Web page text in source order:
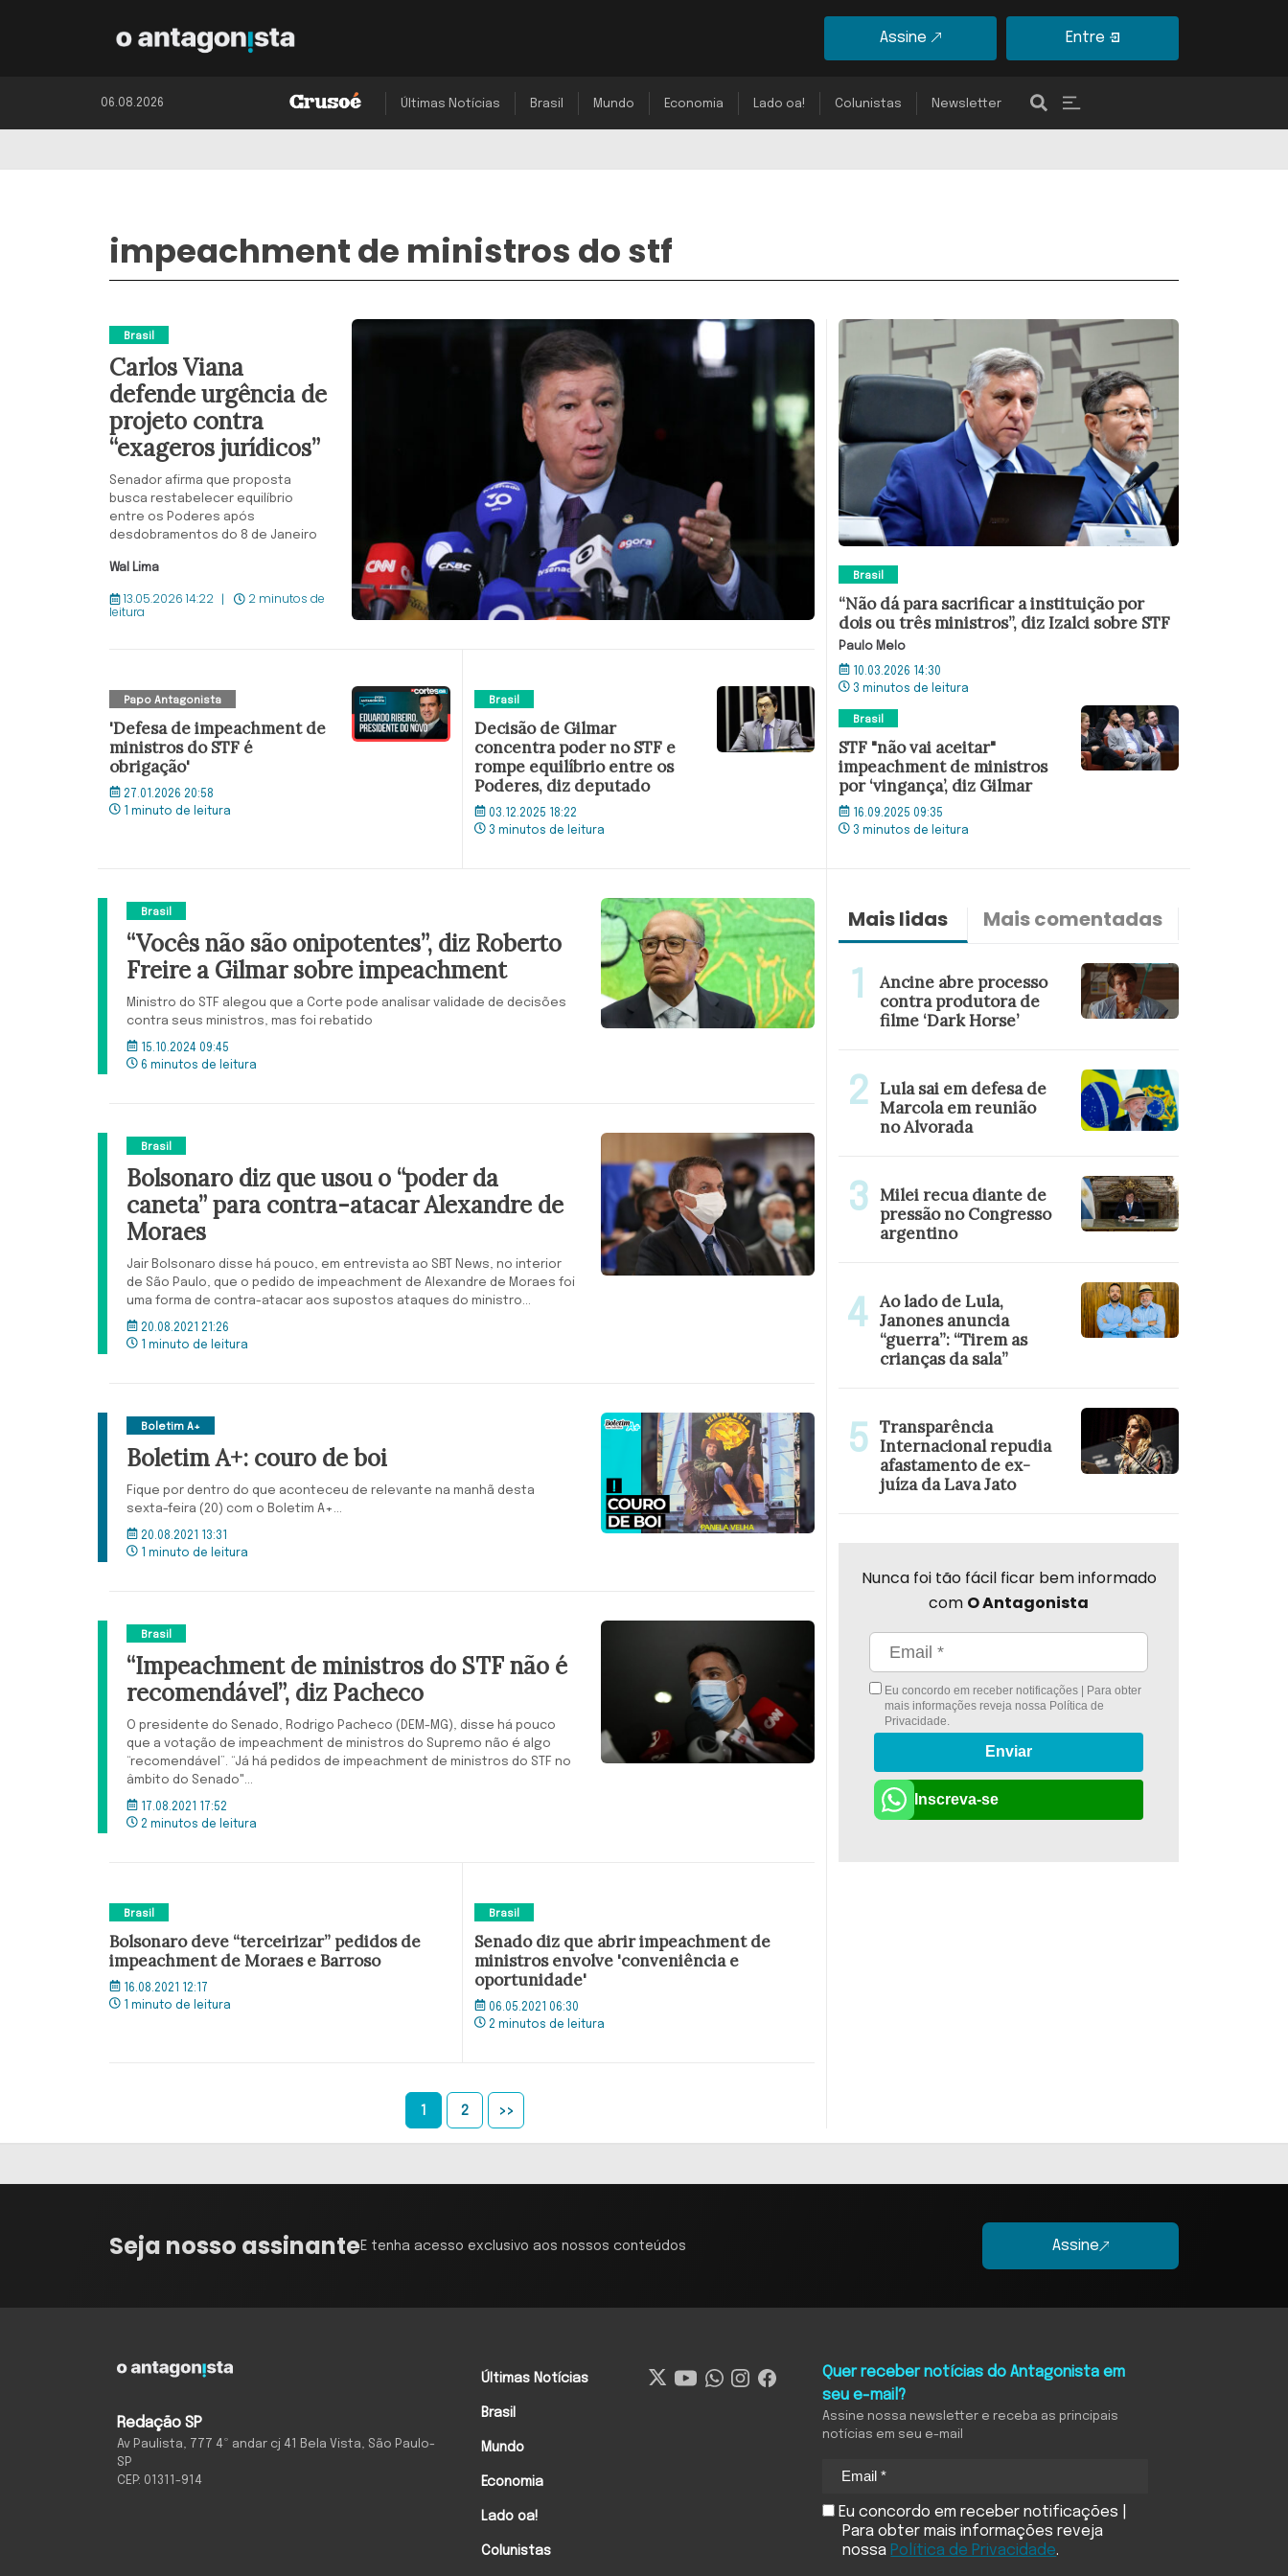
Assine Entre
06.08.2026 Últimas Notícias Brasil Mundo Economia Lado oa! Colunistas Newsletter
impeachment de ministros do stf
Brasil
Carlos Viana
defende urgência de
projeto contra
“exageros jurídicos”
Senador afirma que proposta
busca restabelecer equilíbrio
entre os Poderes após
desdobramentos do 8 de Janeiro
Wal Lima
13.05.2026 14:22 2 minutos de
leitura
Papo Antagonista
'Defesa de impeachment de
ministros do STF é
obrigação'
27.01.2026 20:58
1 minuto de leitura
Brasil
Decisão de Gilmar
concentra poder no STF e
rompe equilíbrio entre os
Poderes, diz deputado
03.12.2025 18:22
3 minutos de leitura
Brasil
“Não dá para sacrificar a instituição por
dois ou três ministros”, diz Izalci sobre STF
Paulo Melo
10.03.2026 14:30
3 minutos de leitura
Brasil
STF "não vai aceitar"
impeachment de ministros
por ‘vingança’, diz Gilmar
16.09.2025 09:35
3 minutos de leitura
Brasil
“Vocês não são onipotentes”, diz Roberto
Freire a Gilmar sobre impeachment
Ministro do STF alegou que a Corte pode analisar validade de decisões
contra seus ministros, mas foi rebatido
15.10.2024 09:45
6 minutos de leitura
Brasil
Bolsonaro diz que usou o “poder da
caneta” para contra-atacar Alexandre de
Moraes
Jair Bolsonaro disse há pouco, em entrevista ao SBT News, no interior
de São Paulo, que o pedido de impeachment de Alexandre de Moraes foi
uma forma de contra-atacar aos supostos ataques do ministro...
20.08.2021 21:26
1 minuto de leitura
Boletim A+
Boletim A+: couro de boi
Fique por dentro do que aconteceu de relevante na manhã desta
sexta-feira (20) com o Boletim A+...
20.08.2021 13:31
1 minuto de leitura
Brasil
“Impeachment de ministros do STF não é
recomendável”, diz Pacheco
O presidente do Senado, Rodrigo Pacheco (DEM-MG), disse há pouco
que a votação de impeachment de ministros do Supremo não é algo
“recomendável”. “Já há pedidos de impeachment de ministros do STF no
âmbito do Senado"...
17.08.2021 17:52
2 minutos de leitura
Brasil
Bolsonaro deve “terceirizar” pedidos de
impeachment de Moraes e Barroso
16.08.2021 12:17
1 minuto de leitura
Brasil
Senado diz que abrir impeachment de
ministros envolve 'conveniência e
oportunidade'
06.05.2021 06:30
2 minutos de leitura
1 2 >>
Mais lidas Mais comentadas
Ancine abre processo
contra produtora de
filme ‘Dark Horse’
Lula sai em defesa de
Marcola em reunião
no Alvorada
Milei recua diante de
pressão no Congresso
argentino
Ao lado de Lula,
Janones anuncia
“guerra”: “Tirem as
crianças da sala”
Transparência
Internacional repudia
afastamento de ex-
juíza da Lava Jato
Nunca foi tão fácil ficar bem informado
com O Antagonista
Eu concordo em receber notificações | Para obter
mais informações reveja nossa Política de
Privacidade.
Enviar
Inscreva-se
Seja nosso assinanteE tenha acesso exclusivo aos nossos conteúdos Assine
Redação SP
Av Paulista, 777 4º andar cj 41 Bela Vista, São Paulo-
SP
CEP: 01311-914
Últimas Notícias
Brasil
Mundo
Economia
Lado oa!
Colunistas
Quer receber notícias do Antagonista em
seu e-mail?
Assine nossa newsletter e receba as principais
notícias em seu e-mail
Eu concordo em receber notificações |
Para obter mais informações reveja
nossa Política de Privacidade.